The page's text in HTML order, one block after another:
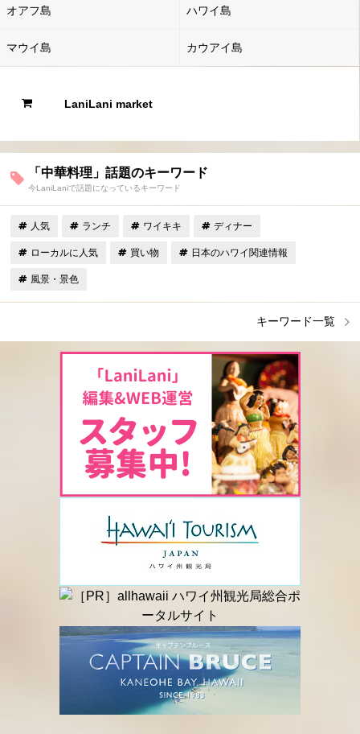
オアフ島 ハワイ島
マウイ島 カウアイ島
LaniLani market
「中華料理」話題のキーワード
今LaniLaniで話題になっているキーワード
人気 ランチ ワイキキ ディナー
ローカルに人気 買い物 日本のハワイ関連情報
風景・景色
キーワード一覧